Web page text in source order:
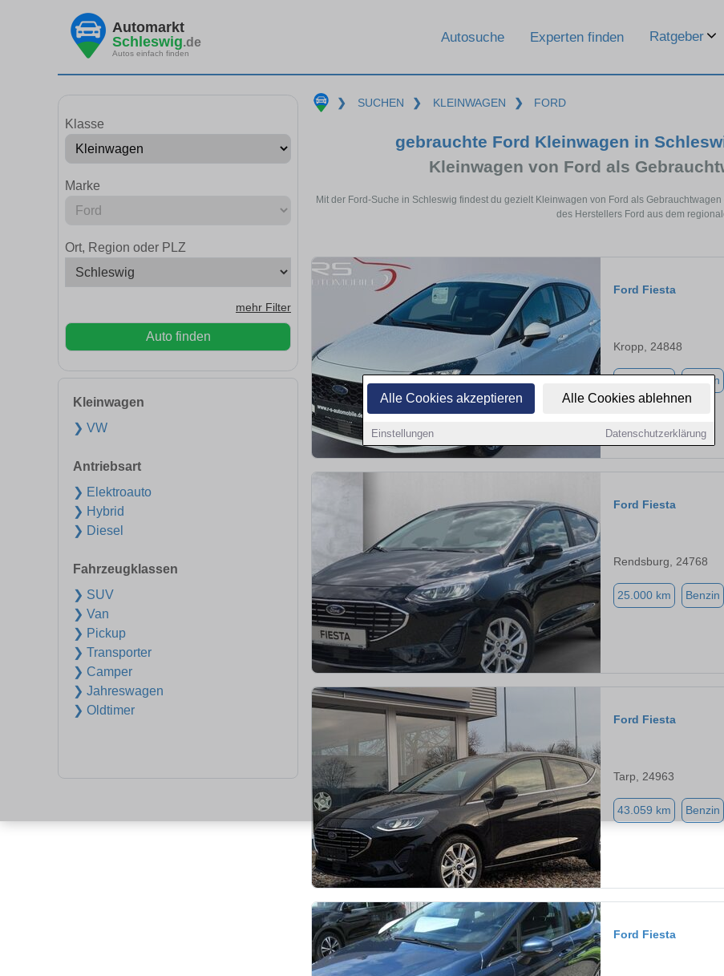
Alle Cookies akzeptieren Alle Cookies ablehnen
Einstellungen Datenschutzerklärung
Automarkt
Schleswig.de
Autos einfach finden
Autosuche Experten finden Ratgeber
Klasse
Marke
Ort, Region oder PLZ
mehr Filter
Auto finden
Kleinwagen
❯ VW
Antriebsart
❯ Elektroauto
❯ Hybrid
❯ Diesel
Fahrzeugklassen
❯ SUV
❯ Van
❯ Pickup
❯ Transporter
❯ Camper
❯ Jahreswagen
❯ Oldtimer
❯ SUCHEN ❯ KLEINWAGEN ❯ FORD
gebrauchte Ford Kleinwagen in
Kleinwagen von Ford als
Mit der Ford-Suche in Schleswig findest du gezielt Kleinwagen von Ford als
des Herstellers Ford aus dem
Ford Fiesta
Kropp, 24848
Benzin
Ford Fiesta
Rendsburg, 24768
25.000 km Benzin
Ford Fiesta
Tarp, 24963
43.059 km Benzin
Ford Fiesta